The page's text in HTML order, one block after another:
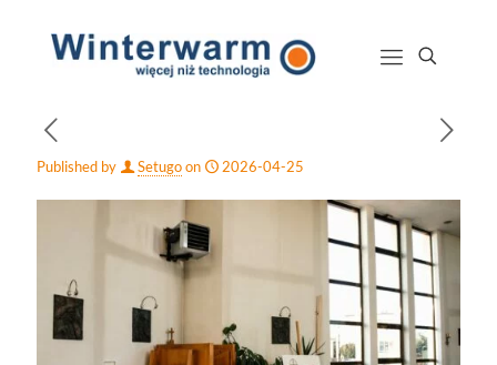
Published by Setugoon 2026-04-25